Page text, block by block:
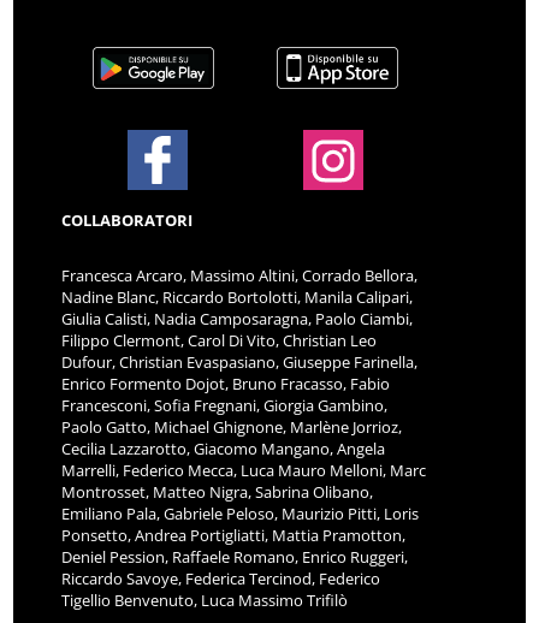
COLLABORATORI
Francesca Arcaro, Massimo Altini, Corrado Bellora,
Nadine Blanc, Riccardo Bortolotti, Manila Calipari,
Giulia Calisti, Nadia Camposaragna, Paolo Ciambi,
Filippo Clermont, Carol Di Vito, Christian Leo
Dufour, Christian Evaspasiano, Giuseppe Farinella,
Enrico Formento Dojot, Bruno Fracasso, Fabio
Francesconi, Sofia Fregnani, Giorgia Gambino,
Paolo Gatto, Michael Ghignone, Marlène Jorrioz,
Cecilia Lazzarotto, Giacomo Mangano, Angela
Marrelli, Federico Mecca, Luca Mauro Melloni, Marc
Montrosset, Matteo Nigra, Sabrina Olibano,
Emiliano Pala, Gabriele Peloso, Maurizio Pitti, Loris
Ponsetto, Andrea Portigliatti, Mattia Pramotton,
Deniel Pession, Raffaele Romano, Enrico Ruggeri,
Riccardo Savoye, Federica Tercinod, Federico
Tigellio Benvenuto, Luca Massimo Trifilò